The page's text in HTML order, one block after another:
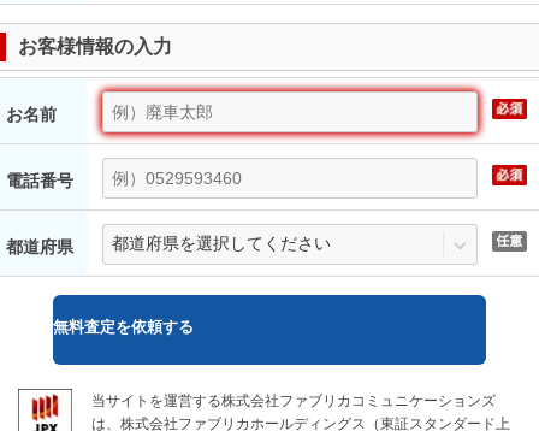
お客様情報の入力
お名前
電話番号
都道府県
無料査定を依頼する
当サイトを運営する株式会社ファブリカコミュニケーションズ
は、株式会社ファブリカホールディングス（東証スタンダード上